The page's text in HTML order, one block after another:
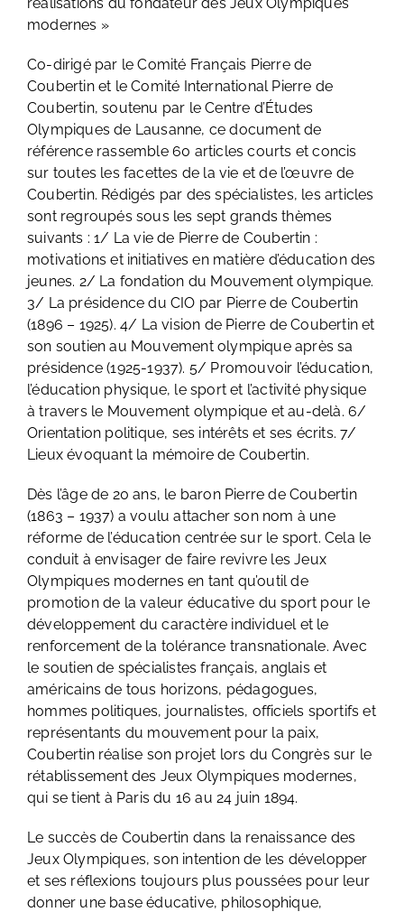
modernes »
Co-dirigé par le Comité Français Pierre de
Coubertin et le Comité International Pierre de
Coubertin, soutenu par le Centre d’Études
Olympiques de Lausanne, ce document de
référence rassemble 60 articles courts et concis
sur toutes les facettes de la vie et de l’œuvre de
Coubertin. Rédigés par des spécialistes, les articles
sont regroupés sous les sept grands thèmes
suivants : 1/ La vie de Pierre de Coubertin :
motivations et initiatives en matière d’éducation des
jeunes. 2/ La fondation du Mouvement olympique.
3/ La présidence du CIO par Pierre de Coubertin
(1896 – 1925). 4/ La vision de Pierre de Coubertin et
son soutien au Mouvement olympique après sa
présidence (1925-1937). 5/ Promouvoir l’éducation,
l’éducation physique, le sport et l’activité physique
à travers le Mouvement olympique et au-delà. 6/
Orientation politique, ses intérêts et ses écrits. 7/
Lieux évoquant la mémoire de Coubertin.
Dès l’âge de 20 ans, le baron Pierre de Coubertin
(1863 – 1937) a voulu attacher son nom à une
réforme de l’éducation centrée sur le sport. Cela le
conduit à envisager de faire revivre les Jeux
Olympiques modernes en tant qu’outil de
promotion de la valeur éducative du sport pour le
développement du caractère individuel et le
renforcement de la tolérance transnationale. Avec
le soutien de spécialistes français, anglais et
américains de tous horizons, pédagogues,
hommes politiques, journalistes, officiels sportifs et
représentants du mouvement pour la paix,
Coubertin réalise son projet lors du Congrès sur le
rétablissement des Jeux Olympiques modernes,
qui se tient à Paris du 16 au 24 juin 1894.
Le succès de Coubertin dans la renaissance des
Jeux Olympiques, son intention de les développer
et ses réflexions toujours plus poussées pour leur
donner une base éducative, philosophique,